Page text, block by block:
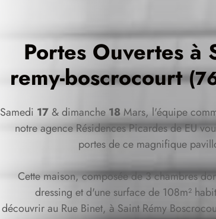
Portes Ouvertes à
remy-boscrocourt
Samedi 17& dimanche 18Mars, l'équipe
notre agence Résidences Picardes de EU
portes de ce magnifique
Cette maison, composée de 3 chambres
dressing et d'une surface de 108m²
découvrir au Rue Binet, à Saint Rémy